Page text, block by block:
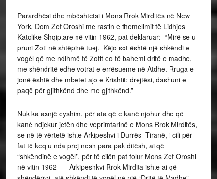
Parardhësi dhe mbështetsi i Mons Rrok Mirditës në New
York, Dom Zef Oroshi me rastin e themelimit të Lidhjes
Katolike Shqiptare në vitin 1962, pat deklaruar: “Mirë se u
pruni Zoti në shtëpinë tuej. Këjo sot është një shkëndi e
vogël që me ndihmë të Zotit do të bahemi dritë e madhe,
me shëndritë edhe votrat e errësueme në Atdhe. Rruga e
jonë është dhe mbetet ajo e Krishtit: drejtësi, dashuni e
paqë për gjithkënd dhe me gjithkënd.”
Nuk ka asnjë dyshim, për ata që e kanë njohur dhe që
kanë ndjekur jetën dhe veprimtarinë e Mons Rrok Mirditës,
se në të vërtetë ishte Arkipeshvi i Durrës -Tiranë, i cili për
fat të keq u nda prej nesh para pak ditësh, ai që
“shkëndinë e vogël”, për të cilën pat folur Mons Zef Oroshi
në vitin 1962 — Arkipeshkvi Rrok Mirdita ishte ai që